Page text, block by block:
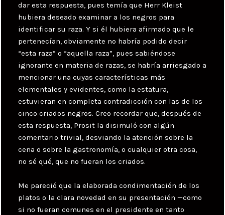
dar esta respuesta, pues temía que Herr Kleist
hubiera deseado examinar a los negros para
identificar su raza. Y si él hubiera afirmado que le
pertenecían, obviamente no habría podido decir
“esta raza” o “aquella raza”, pues sabiéndose
ignorante en materia de razas, se habría arriesgado a
mencionar una cuyas características más
elementales y evidentes, como la estatura,
estuvieran en completa contradicción con las de los
cinco criados negros. Creo recordar que, después de
esta respuesta, Prosit la disimuló con algún
comentario trivial, desviando la atención sobre la
cena o sobre la gastronomía, o cualquier otra cosa,
no sé qué, que no fueran los criados.
Me pareció que la elaborada condimentación de los
platos o la clara novedad en su presentación —como
si no fueran comunes en el presidente en tanto